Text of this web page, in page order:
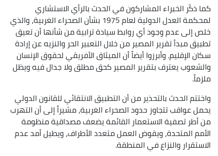
كما ذكّر الخبراء المشاركون في الحدث بالرأي الاستشاري
لمحكمة العدل الدولية لعام 1975 بشأن الصحراء الغربية، والذي
خلص إلى عدم وجود أي روابط سيادة ترابية من شأنها أن تعيق
تطبيق مبدأ تقرير المصير من خلال التعبير الحر والنزيه عن إرادة
سكان الإقليم. وأبرزوا أيضاً أن الميثاق الأفريقي لحقوق الإنسان
والشعوب يعترف بتقرير المصير كحق مطلق ولا جدال فيه ويظل
ملزماً.
واختتم الحدث بالتحذير من أن التطبيق الانتقائي للقانون الدولي
يحمل عواقب تتجاوز حدود الصحراء الغربية، مشيراً إلى أن التهرب
من أطر تصفية الاستعمار القائمة يضعف مصداقية منظومة
الأمم المتحدة، ويقوض العمل متعدد الأطراف، ويطيل أمد عدم
الاستقرار والنزاع في المنطقة.